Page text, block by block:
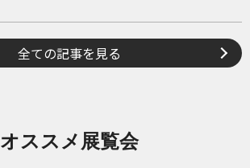
全ての記事を見る
オススメ展覧会